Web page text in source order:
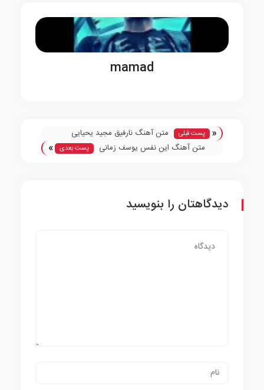
mamad
« پست قبلی
متن آهنگ نارفیق مجید یحیایی
متن آهنگ این نفس یوسف زمانی
پست بعدی »
دیدگاهتان را بنویسید